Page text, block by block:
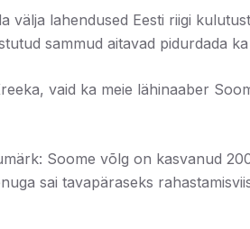
välja lahendused Eesti riigi
sammud aitavad pidurdada
vaid ka meie lähinaaber
Soome võlg on kasvanud
sai tavapäraseks